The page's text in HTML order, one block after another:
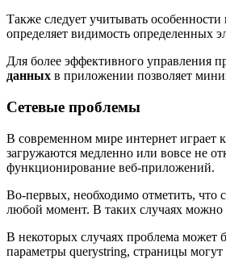
Также следует учитывать особенности
определяет видимость определенных
Для более эффективного управления
данных в приложении позволяет
Сетевые проблемы
В современном мире интернет играет
загружаются медленно или вовсе не
функционирование веб-приложений.
Во-первых, необходимо отметить, что
любой момент. В таких случаях можно
В некоторых случаях проблема может
параметры querystring, страницы могут